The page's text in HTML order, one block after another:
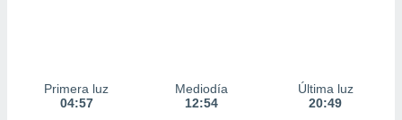
Primera luz
04:57
Mediodía
12:54
Última luz
20:49